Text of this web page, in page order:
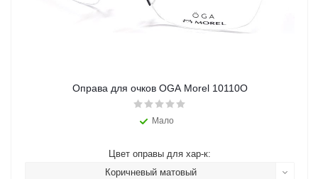
Оправа для очков OGA Morel 10110O
Мало
Цвет оправы для хар-к:
Коричневый матовый